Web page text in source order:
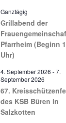
Ganztägig
Grillabend der
Pfarrheim (Beginn
Uhr)
4. September 2026 -7.
September 2026
67.
des KSB Büren in
Salzkotten